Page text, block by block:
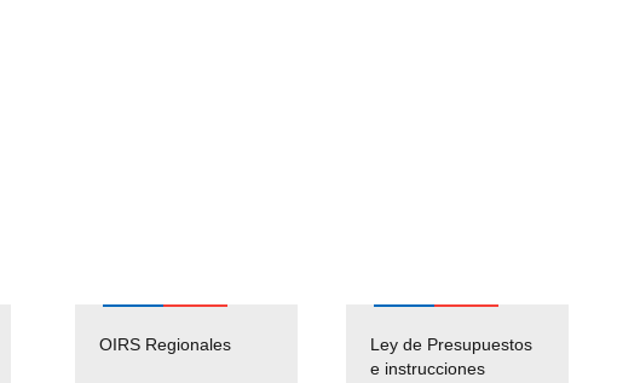
OIRS Regionales
Ley de Presupuestos
e instrucciones